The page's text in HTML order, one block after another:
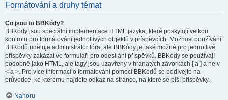
Formátování a druhy témat
Co jsou to BBKódy?
BBKódy jsou speciální implementace HTML jazyka, které poskytují velkou
kontrolu pro formátování jednotlivých objektů v příspěvcích. Možnost používání
BBKódů uděluje administrátor fóra, ale BBKódy je také možné pro jednotlivé
příspěvky zakázat ve formuláři pro odesílání příspěvků. BBKódy se používají
podobně jako HTML, ale tagy jsou uzavřeny v hranatých závorkách [ a ] a ne v
< a >. Pro více informací o formátování pomocí BBKódů se podívejte na
průvodce, ke kterému najdete odkaz na stránce, na které se píší příspěvky.
Nahoru